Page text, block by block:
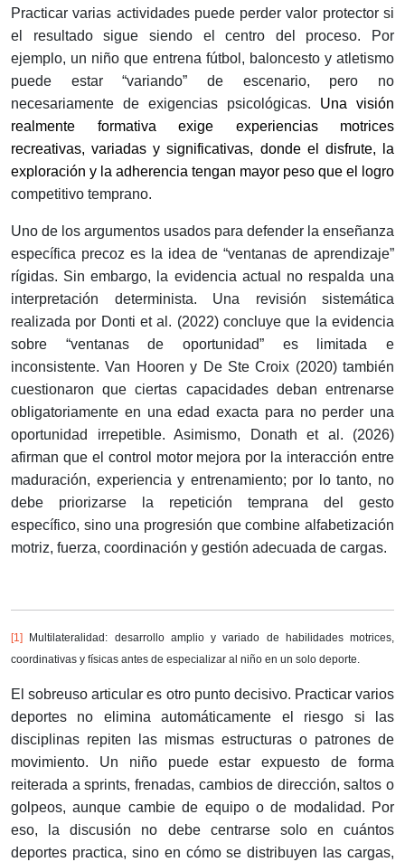
Practicar varias actividades puede perder valor protector si
el resultado sigue siendo el centro del proceso. Por
ejemplo, un niño que entrena fútbol, baloncesto y atletismo
puede estar “variando” de escenario, pero no
necesariamente de exigencias psicológicas. Una visión
realmente formativa exige experiencias motrices
recreativas, variadas y significativas, donde el disfrute, la
exploración y la adherencia tengan mayor peso que el logro
competitivo temprano.
Uno de los argumentos usados para defender la enseñanza
específica precoz es la idea de “ventanas de aprendizaje”
rígidas. Sin embargo, la evidencia actual no respalda una
interpretación determinista. Una revisión sistemática
realizada por Donti et al. (2022) concluye que la evidencia
sobre “ventanas de oportunidad” es limitada e
inconsistente. Van Hooren y De Ste Croix (2020) también
cuestionaron que ciertas capacidades deban entrenarse
obligatoriamente en una edad exacta para no perder una
oportunidad irrepetible. Asimismo, Donath et al. (2026)
afirman que el control motor mejora por la interacción entre
maduración, experiencia y entrenamiento; por lo tanto, no
debe priorizarse la repetición temprana del gesto
específico, sino una progresión que combine alfabetización
motriz, fuerza, coordinación y gestión adecuada de cargas.
[1] Multilateralidad: desarrollo amplio y variado de habilidades motrices,
coordinativas y físicas antes de especializar al niño en un solo deporte.
El sobreuso articular es otro punto decisivo. Practicar varios
deportes no elimina automáticamente el riesgo si las
disciplinas repiten las mismas estructuras o patrones de
movimiento. Un niño puede estar expuesto de forma
reiterada a sprints, frenadas, cambios de dirección, saltos o
golpeos, aunque cambie de equipo o de modalidad. Por
eso, la discusión no debe centrarse solo en cuántos
deportes practica, sino en cómo se distribuyen las cargas,